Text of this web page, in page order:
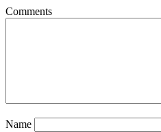
Comments
Name